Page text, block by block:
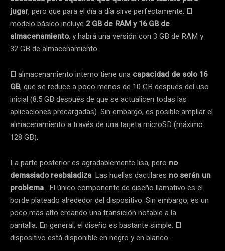
jugar, pero que para el día a día sirve perfectamente. El
modelo básico incluye 2 GB de RAM y 16 GB de
almacenamiento, y habrá una versión con 3 GB de RAM y
32 GB de almacenamiento.
El almacenamiento interno tiene una capacidad de solo 16
GB, que se reduce a poco menos de 10 GB después del uso
inicial (8,5 GB después de que se actualicen todas las
aplicaciones precargadas). Sin embargo, es posible ampliar el
almacenamiento a través de una tarjeta microSD (máximo
128 GB).
La parte posterior es agradablemente lisa, pero no
demasiado resbaladiza. Las huellas dactilares no serán un
problema. El único componente de diseño llamativo es el
borde plateado alrededor del dispositivo. Sin embargo, es un
poco más alto creando una transición notable a la
pantalla. En general, el diseño es bastante simple. El
dispositivo está disponible en negro y en blanco.